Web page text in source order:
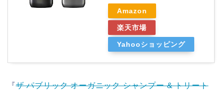
Amazon
楽天市場
Yahooショッピング
『ザ パブリック オーガニック シャンプー & トリート